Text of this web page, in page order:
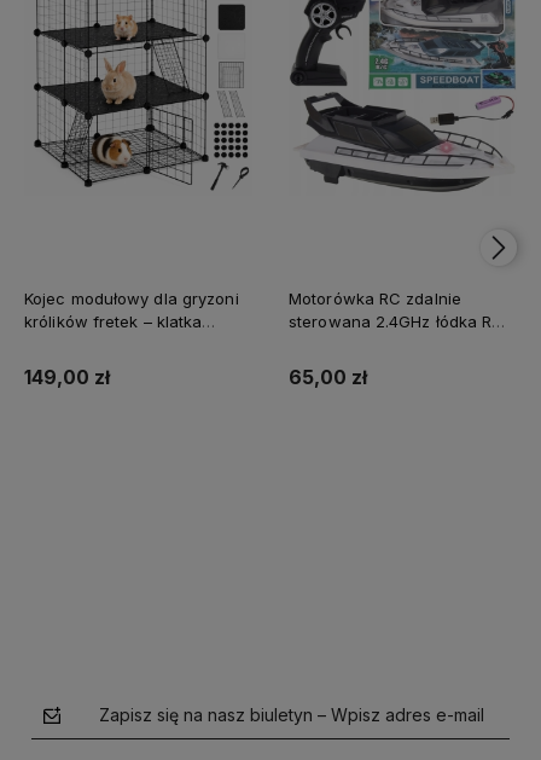
Kojec modułowy dla gryzoni
królików fretek – klatka
do domu i ogrodu,
regulowany, łatwy montaż
149,00 zł
Motorówka RC zdalnie
sterowana 2.4GHz łódka RC
sterowana pilotem na wodę
basen jezioro prezent
65,00 zł
Zapisz się na nasz biuletyn – Wpisz adres e-mail